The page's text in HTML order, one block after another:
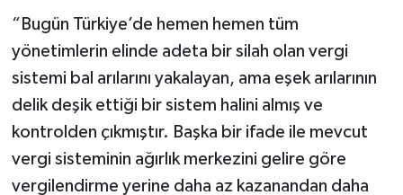
“Bugün Türkiye’de hemen hemen tüm
yönetimlerin elinde adeta bir silah olan vergi
sistemi bal arılarını yakalayan, ama eşek arılarının
delik deşik ettiği bir sistem halini almış ve
kontrolden çıkmıştır. Başka bir ifade ile mevcut
vergi sisteminin ağırlık merkezini gelire göre
vergilendirme yerine daha az kazanandan daha